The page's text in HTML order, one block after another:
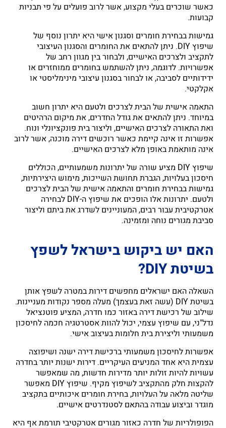
כאשר שוכרים בעלי מקצוע, אשר לרוב פועלים על פי תבניות
קבועות.
גמישות בבחירת חומרים וסגנון אישי היא יתרון נוסף של
שיפוץ DIY. ניתן להתאים את החומרים והסגנון העיצובי
לתקציב ולצרכים האישיים, ולבחור בין מגוון רחב של
אפשרויות. לדוגמה, ניתן להשתמש בחומרים ממוחזרים או
ידידותיים לסביבה, או לבחור בסגנון עיצובי מינימליסטי או
אקלקטי.
התאמה אישית של הבית לצרכים ולטעם היא יתרון חשוב
במיוחד. ניתן להתאים את גודל החדרים, את מיקום הרהיטים
ואת התאורה לצרכים האישיים, וליצור בית פונקציונלי ונוח.
אפשרות זו אינה קיימת כאשר רוכשים דירה מוכנה, אשר לרוב
אינה מותאמת באופן מלא לצרכים האישיים.
שיפוץ DIY מציע שורה של יתרונות משמעותיים, הכוללים
חיסכון בעלויות, הגברת תחושת השייכות, מימוש היצירתיות,
גמישות בבחירת חומרים והתאמה אישית של הבית לצרכים
ולטעם. יתרונות אלו הופכים את שיפוץ ה-DIY לבחירה
אטרקטיבית עבור רבים, המעוניינים לשדרג את ביתם וליצור
סביבת מגורים נוחה ומזמינה.
האם יש ביקוש בישראל לשפץ
בשיטת DIY?
השאלה האם ישראלים מחפשים דירות במטרה לשפץ אותן
בשיטת DIY (עשה זאת בעצמך) מעלה מספר נקודות מעניינות.
שילוב של רכישת דירה באזור כמו חדרה, המציע פוטנציאל
נדל"ני, עם שיפוץ עצמי, יכול להוות אסטרטגיה חכמה לחיסכון
משמעותי וליצירת בית חלומות בעיצוב אישי.
אפשרות לחיסכון משמעותי ברכישת דירה ישנה ושיפוצה
עצמית היא אחד המניעים העיקריים. דירות ישנות יותר בחדרה
עשויות להיות זולות יותר מדירות חדשות, מה שמאפשר
להקצות חלק מהתקציב לשיפוץ מקיף. שיפוץ DIY מאפשר
שליטה מלאה על העלויות, בחירת חומרים איכותיים בתקציב
מוגדר וביצוע עבודה בהתאם לסטנדרטים אישיים.
הפופולריות של חדרה כאזור מגורים אטרקטיבי תורמת אף היא